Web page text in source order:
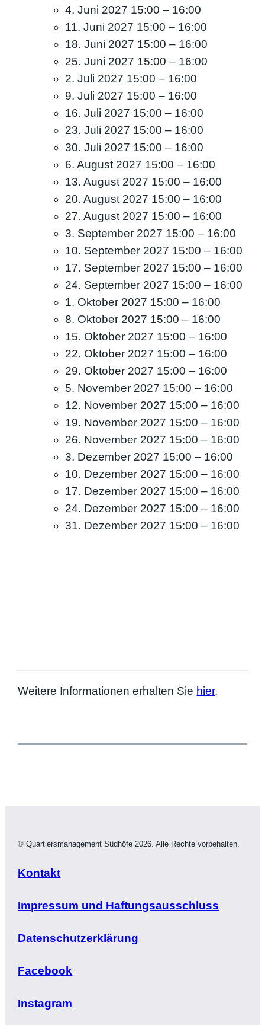
4. Juni 2027 15:00 – 16:00
11. Juni 2027 15:00 – 16:00
18. Juni 2027 15:00 – 16:00
25. Juni 2027 15:00 – 16:00
2. Juli 2027 15:00 – 16:00
9. Juli 2027 15:00 – 16:00
16. Juli 2027 15:00 – 16:00
23. Juli 2027 15:00 – 16:00
30. Juli 2027 15:00 – 16:00
6. August 2027 15:00 – 16:00
13. August 2027 15:00 – 16:00
20. August 2027 15:00 – 16:00
27. August 2027 15:00 – 16:00
3. September 2027 15:00 – 16:00
10. September 2027 15:00 – 16:00
17. September 2027 15:00 – 16:00
24. September 2027 15:00 – 16:00
1. Oktober 2027 15:00 – 16:00
8. Oktober 2027 15:00 – 16:00
15. Oktober 2027 15:00 – 16:00
22. Oktober 2027 15:00 – 16:00
29. Oktober 2027 15:00 – 16:00
5. November 2027 15:00 – 16:00
12. November 2027 15:00 – 16:00
19. November 2027 15:00 – 16:00
26. November 2027 15:00 – 16:00
3. Dezember 2027 15:00 – 16:00
10. Dezember 2027 15:00 – 16:00
17. Dezember 2027 15:00 – 16:00
24. Dezember 2027 15:00 – 16:00
31. Dezember 2027 15:00 – 16:00
Weitere Informationen erhalten Sie hier.
© Quartiersmanagement Südhöfe 2026. Alle Rechte vorbehalten.
Kontakt
Impressum und Haftungsausschluss
Datenschutzerklärung
Facebook
Instagram